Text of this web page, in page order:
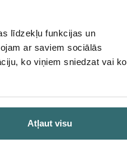
līdzekļu funkcijas un
ar saviem sociālās
ko viņiem sniedzat vai ko
Atļaut visu
84.34 99.22